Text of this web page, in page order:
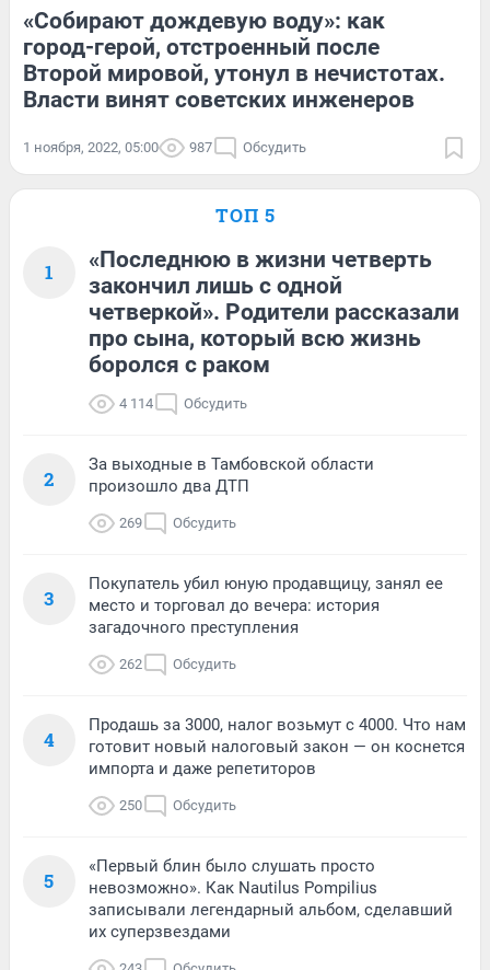
«Собирают дождевую воду»: как
город-герой, отстроенный после
Второй мировой, утонул в нечистотах.
Власти винят советских инженеров
1 ноября, 2022, 05:00 987 Обсудить
ТОП 5
1
«Последнюю в жизни четверть
закончил лишь с одной
четверкой». Родители рассказали
про сына, который всю жизнь
боролся с раком
4 114 Обсудить
2
За выходные в Тамбовской области
произошло два ДТП
269 Обсудить
3
Покупатель убил юную продавщицу, занял ее
место и торговал до вечера: история
загадочного преступления
262 Обсудить
4
Продашь за 3000, налог возьмут с 4000. Что нам
готовит новый налоговый закон — он коснется
импорта и даже репетиторов
250 Обсудить
5
«Первый блин было слушать просто
невозможно». Как Nautilus Pompilius
записывали легендарный альбом, сделавший
их суперзвездами